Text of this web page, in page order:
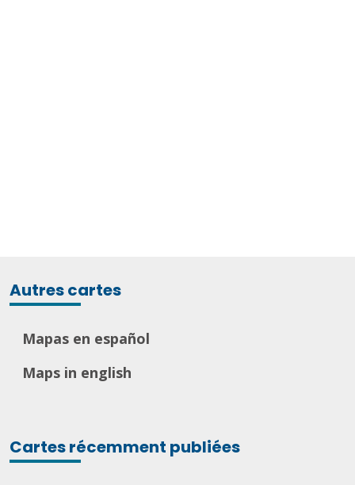
Autres cartes
Mapas en español
Maps in english
Cartes récemment publiées